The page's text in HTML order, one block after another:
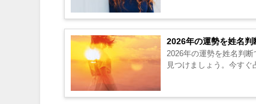
2026年の運勢を姓名判
2026年の運勢を姓名判
見つけましょう。今すぐ